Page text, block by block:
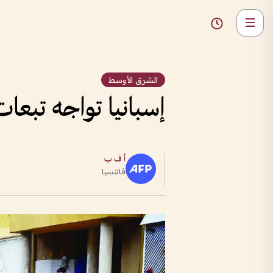
الشرق الأوسط
إسبانيا تواجه تبعات 6 أيام من الفيضانات
أ ف ب
فالنسيا